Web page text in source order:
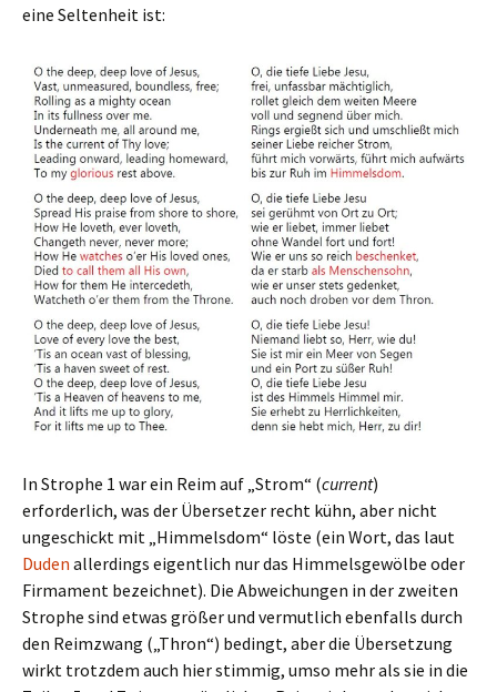
eine Seltenheit ist:
In Strophe 1 war ein Reim auf „Strom“ (current)
erforderlich, was der Übersetzer recht kühn, aber nicht
ungeschickt mit „Himmelsdom“ löste (ein Wort, das laut
Duden allerdings eigentlich nur das Himmelsgewölbe oder
Firmament bezeichnet). Die Abweichungen in der zweiten
Strophe sind etwas größer und vermutlich ebenfalls durch
den Reimzwang („Thron“) bedingt, aber die Übersetzung
wirkt trotzdem auch hier stimmig, umso mehr als sie in die